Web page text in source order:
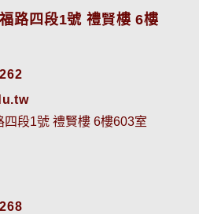
路四段1號 禮賢樓 6樓
段1號 禮賢樓 6樓603室